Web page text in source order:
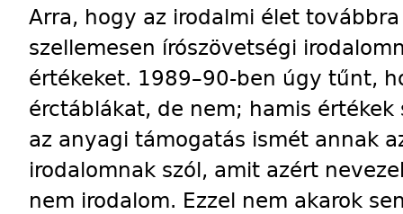
Arra, hogy az irodalmi élet
szellemesen írószövetségi
értékeket. 1989–90-ben úgy tűnt,
érctáblákat, de nem; hamis
az anyagi támogatás ismét annak
irodalomnak szól, amit azért
nem irodalom. Ezzel nem akarok